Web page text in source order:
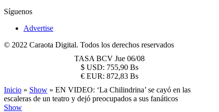
Síguenos
Advertise
© 2022 Caraota Digital. Todos los derechos reservados
TASA BCV Jue 06/08
$ USD: 755,90 Bs
€ EUR: 872,83 Bs
Inicio » Show » EN VIDEO: ‘La Chilindrina’ se cayó en las
escaleras de un teatro y dejó preocupados a sus fanáticos
Show